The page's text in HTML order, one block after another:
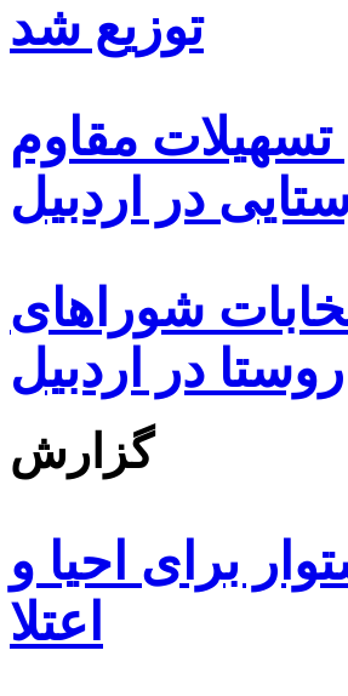
توزیع شد
تومان تسهیلات مقاوم
در اردبیل
در انتخابات شوراهای
روستا در اردبیل
گزارش
برای احیا و
اعتلا